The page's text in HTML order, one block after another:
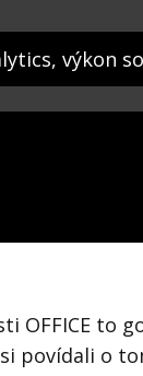
výkon
OFFICE to
povídali o